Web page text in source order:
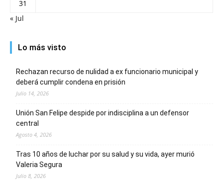
31
« Jul
Lo más visto
Rechazan recurso de nulidad a ex funcionario municipal y
deberá cumplir condena en prisión
Julio 14, 2026
Unión San Felipe despide por indisciplina a un defensor
central
Agosto 4, 2026
Tras 10 años de luchar por su salud y su vida, ayer murió
Valeria Segura
Julio 8, 2026